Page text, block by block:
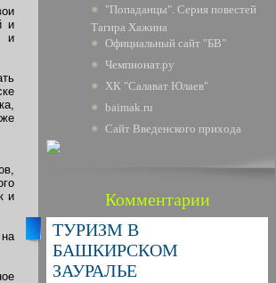
и
и
и
"Попаданцы". Серия повестей
Тагира Хажина
Официальный сайт "БВ"
Чемпионат.ру
ХК "Салават Юлаев"
baimak.ru
Сайт Введенского прихода
Комментарии
ТУРИЗМ В
БАШКИРСКОМ
ЗАУРАЛЬЕ